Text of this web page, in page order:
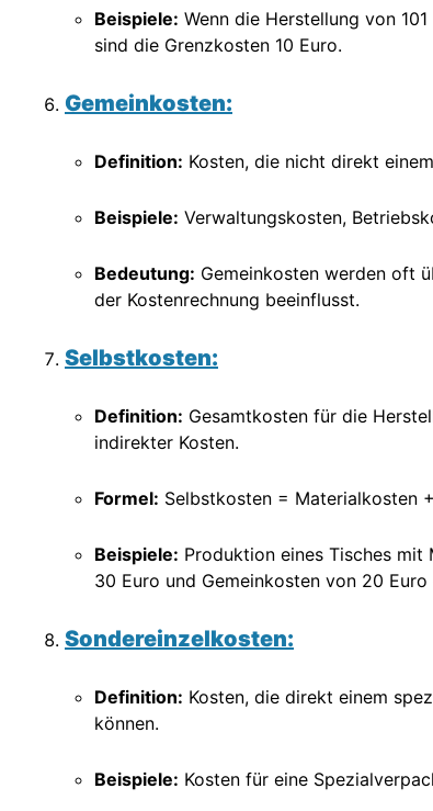
Beispiele: Wenn die Herstellung von
sind die Grenzkosten 10 Euro.
Gemeinkosten:
Definition: Kosten, die nicht direkt
Beispiele: Verwaltungskosten,
Bedeutung: Gemeinkosten werden oft
der Kostenrechnung beeinflusst.
Selbstkosten:
Definition: Gesamtkosten für die
indirekter Kosten.
Formel: Selbstkosten = Materialkosten
Beispiele: Produktion eines Tisches
30 Euro und Gemeinkosten von 20
Sondereinzelkosten:
Definition: Kosten, die direkt einem
können.
Beispiele: Kosten für eine